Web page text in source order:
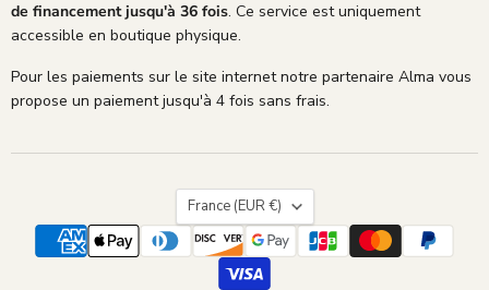
de financement jusqu'à 36 fois. Ce service est uniquement
accessible en boutique physique.
Pour les paiements sur le site internet notre partenaire Alma vous
propose un paiement jusqu'à 4 fois sans frais.
Pays
France (EUR €)